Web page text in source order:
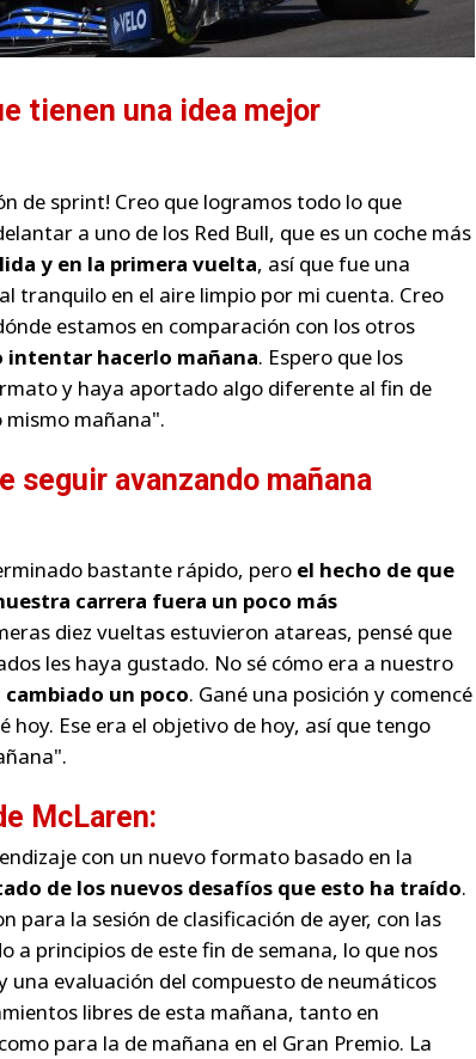
tienen una idea mejor
de sprint! Creo que logramos todo lo que
a uno de los Red Bull, que es un coche más
y en la primera vuelta, así que fue una
tranquilo en el aire limpio por mi cuenta. Creo
estamos en comparación con los otros
intentar hacerlo mañana. Espero que los
y haya aportado algo diferente al fin de
mismo mañana".
seguir avanzando mañana
bastante rápido, pero el hecho de que
carrera fuera un poco más
diez vueltas estuvieron atareas, pensé que
les haya gustado. No sé cómo era a nuestro
un poco. Gané una posición y comencé
Ese era el objetivo de hoy, así que tengo
McLaren:
con un nuevo formato basado en la
de los nuevos desafíos que esto ha traído.
para la sesión de clasificación de ayer, con las
a principios de este fin de semana, lo que nos
una evaluación del compuesto de neumáticos
libres de esta mañana, tanto en
para la de mañana en el Gran Premio. La